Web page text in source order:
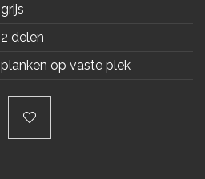
grijs
2 delen
planken op vaste plek